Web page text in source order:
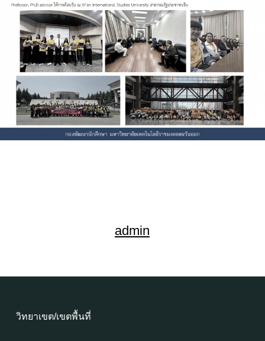
admin
วิทยาเขต/เขตพื้นที่